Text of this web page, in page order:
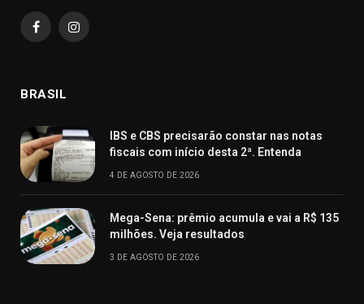
FacebookInstagram
BRASIL
IBS e CBS precisarão constar nas notas
fiscais com início desta 2ª. Entenda
4 DE AGOSTO DE 2026
Mega-Sena: prêmio acumula e vai a R$ 135
milhões. Veja resultados
3 DE AGOSTO DE 2026